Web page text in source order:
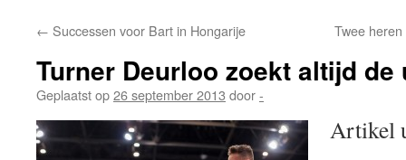
← Successen voor Bart in Hongarije Twee
Turner Deurloo zoekt altijd
Geplaatst op26 september 2013 door-
Artikel